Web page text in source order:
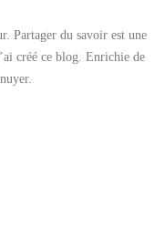
Partager du savoir est une
créé ce blog. Enrichie de